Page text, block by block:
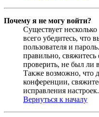
Почему я не могу войти?
Существует
всего убедитесь, что
пользователя и
правильно,
проверить, не был ли
Также возможно, что
конференции,
исправления настроек.
Вернуться к началу